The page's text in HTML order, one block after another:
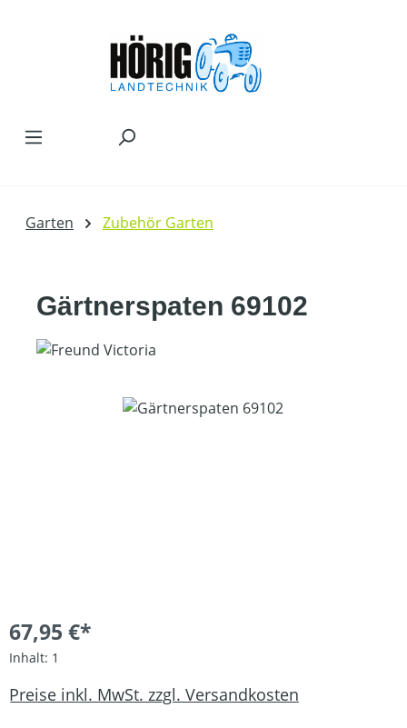
Garten Zubehör Garten
Gärtnerspaten 69102
Bildergalerie überspringen
67,95 €*
Inhalt: 1
Preise inkl. MwSt. zzgl. Versandkosten